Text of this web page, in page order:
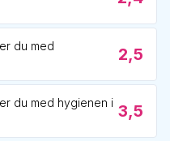
du med
2,5
du med hygienen i 3,5